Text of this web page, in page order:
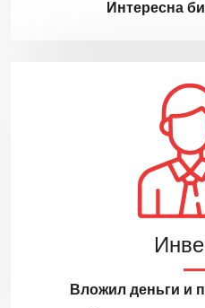
Интересна
Вложил деньги и